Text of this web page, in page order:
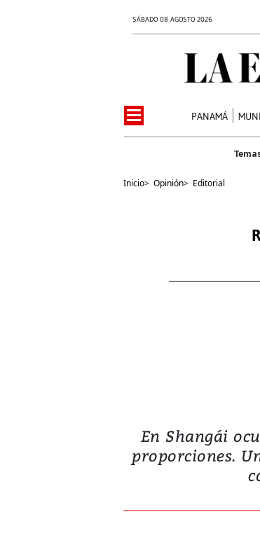
SÁBADO 08 AGOSTO 2026
PANAMÁ
Inicio> Opinión> Editorial
En Shangái
proporciones.